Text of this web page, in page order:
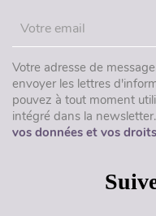
Votre adresse de
envoyer les lettres
pouvez à tout moment
intégré dans la newsletter.
vos données et vos droits